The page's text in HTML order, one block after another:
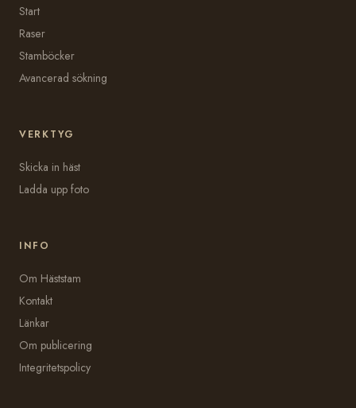
Start
Raser
Stamböcker
Avancerad sökning
VERKTYG
Skicka in häst
Ladda upp foto
INFO
Om Häststam
Kontakt
Länkar
Om publicering
Integritetspolicy